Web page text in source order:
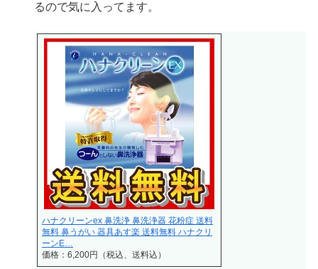
るので気に入ってます。
ハナクリーンex 鼻洗浄 鼻洗浄器 花粉症 送料
無料 鼻うがい 器具あす楽 送料無料 ハナクリ
ーンE…
価格：6,200円（税込、送料込）